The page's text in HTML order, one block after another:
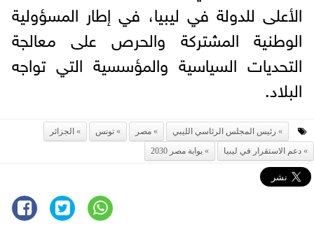
الأعلى للدولة في ليبيا، في إطار المسؤولية
الوطنية المشتركة والحرص على معالجة
التحديات السياسية والمؤسسية التي تواجه
البلاد.
رئيس المجلس الرئاسي الليبي مصر تونس
الجزائر
دعم الاستقرار في ليبيا
بوابة مصر 2030